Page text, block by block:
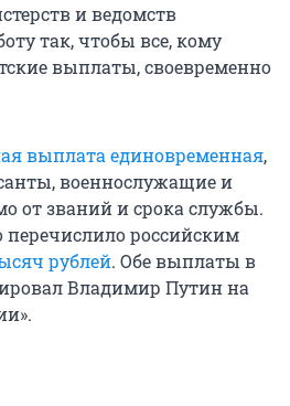
и ведомств
так, чтобы все, кому
выплаты, своевременно
выплата единовременная,
военнослужащие и
от званий и срока службы.
перечислило российским
рублей. Обе выплаты в
Владимир Путин на